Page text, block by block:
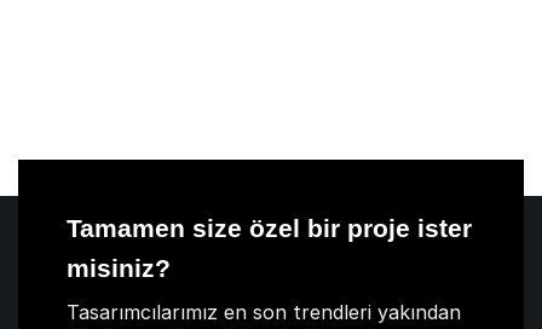
Tamamen size özel bir proje ister
misiniz?
Tasarımcılarımız en son trendleri yakından